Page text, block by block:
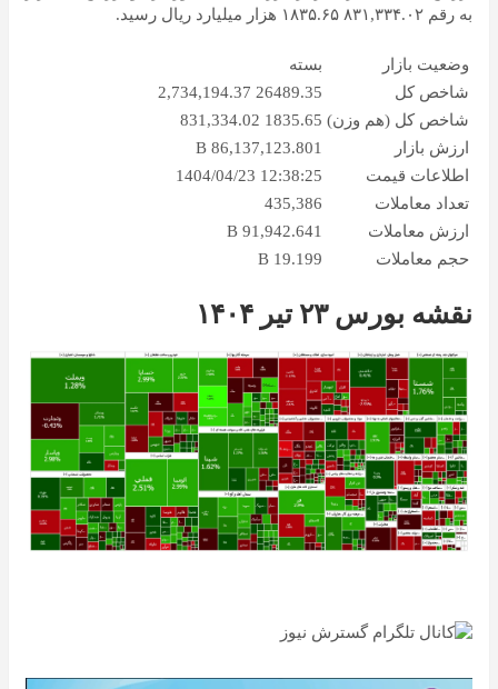
به رقم ۸۳۱,۳۳۴.۰۲ ۱۸۳۵.۶۵ هزار میلیارد ریال رسید.
وضعیت بازار
بسته
شاخص کل
2,734,194.37 26489.35
شاخص کل (هم وزن) 831,334.02 1835.65
ارزش بازار
86,137,123.801 B
اطلاعات قیمت
1404/04/23 12:38:25
تعداد معاملات
435,386
ارزش معاملات
91,942.641 B
حجم معاملات
19.199 B
نقشه بورس ۲۳ تیر ۱۴۰۴